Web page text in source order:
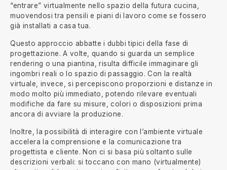
“entrare” virtualmente nello spazio della futura cucina,
muovendosi tra pensili e piani di lavoro come se fossero
già installati a casa tua.
Questo approccio abbatte i dubbi tipici della fase di
progettazione. A volte, quando si guarda un semplice
rendering o una piantina, risulta difficile immaginare gli
ingombri reali o lo spazio di passaggio. Con la realtà
virtuale, invece, si percepiscono proporzioni e distanze in
modo molto più immediato, potendo rilevare eventuali
modifiche da fare su misure, colori o disposizioni prima
ancora di avviare la produzione.
Inoltre, la possibilità di interagire con l’ambiente virtuale
accelera la comprensione e la comunicazione tra
progettista e cliente. Non ci si basa più soltanto sulle
descrizioni verbali: si toccano con mano (virtualmente)